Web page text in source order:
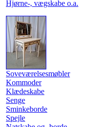
Hjørne-, vægskabe o.a.
Soveværelsesmøbler
Kommoder
Klædeskabe
Senge
Sminkeborde
Spejle